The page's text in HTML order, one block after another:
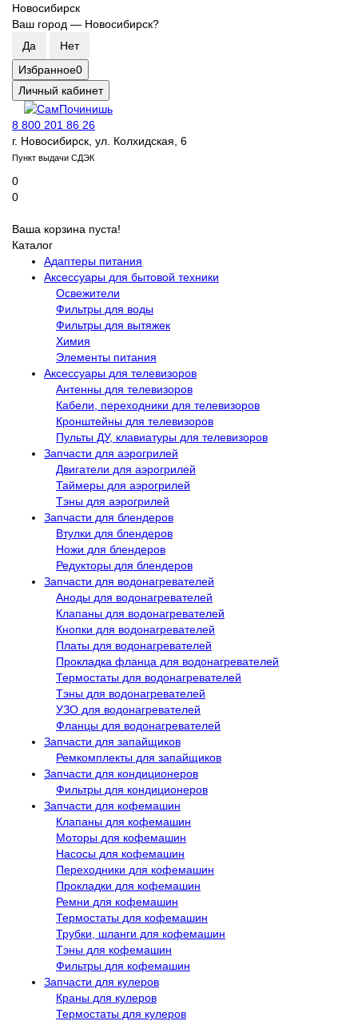
Новосибирск
Ваш город — Новосибирск?
Избранное0
Личный кабинет
8 800 201 86 26
г. Новосибирск, ул. Колхидская, 6
Пункт выдачи СДЭК
0
0
Ваша корзина пуста!
Каталог
Адаптеры питания
Аксессуары для бытовой техники
Освежители
Фильтры для воды
Фильтры для вытяжек
Химия
Элементы питания
Аксессуары для телевизоров
Антенны для телевизоров
Кабели, переходники для телевизоров
Кронштейны для телевизоров
Пульты ДУ, клавиатуры для телевизоров
Запчасти для аэрогрилей
Двигатели для аэрогрилей
Таймеры для аэрогрилей
Тэны для аэрогрилей
Запчасти для блендеров
Втулки для блендеров
Ножи для блендеров
Редукторы для блендеров
Запчасти для водонагревателей
Аноды для водонагревателей
Клапаны для водонагревателей
Кнопки для водонагревателей
Платы для водонагревателей
Прокладка фланца для водонагревателей
Термостаты для водонагревателей
Тэны для водонагревателей
УЗО для водонагревателей
Фланцы для водонагревателей
Запчасти для запайщиков
Ремкомплекты для запайщиков
Запчасти для кондиционеров
Фильтры для кондиционеров
Запчасти для кофемашин
Клапаны для кофемашин
Моторы для кофемашин
Насосы для кофемашин
Переходники для кофемашин
Прокладки для кофемашин
Ремни для кофемашин
Термостаты для кофемашин
Трубки, шланги для кофемашин
Тэны для кофемашин
Фильтры для кофемашин
Запчасти для кулеров
Краны для кулеров
Термостаты для кулеров